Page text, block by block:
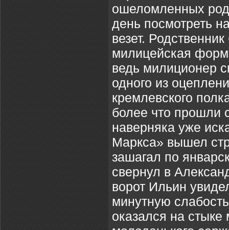
ошеломленных
день посмотреть
везет.
милицейская
ведь милиционер
одного из
кремлевского
более что прошли
наверняка уже
Маркса» вышел
зашагал по
свернул в
ворот Ильин
минутную
оказался на